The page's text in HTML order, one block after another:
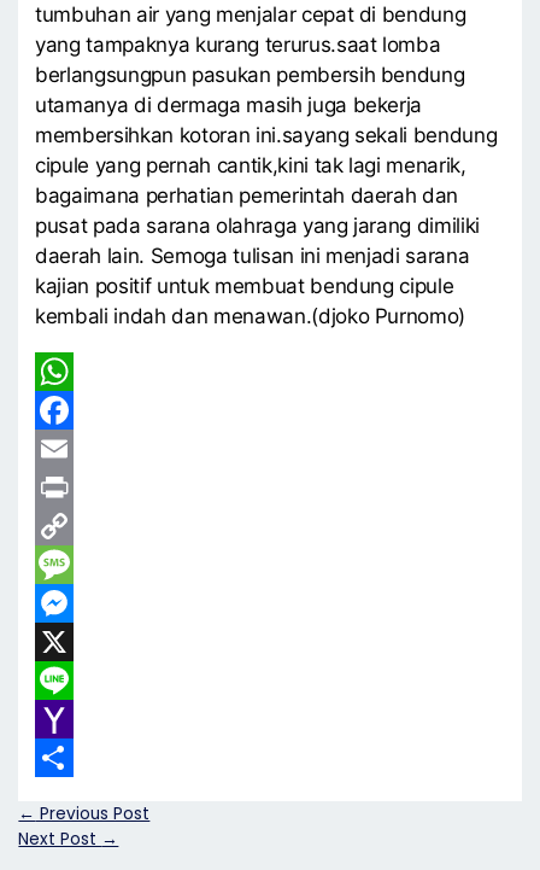
tumbuhan air yang menjalar cepat di bendung
yang tampaknya kurang terurus.saat lomba
berlangsungpun pasukan pembersih bendung
utamanya di dermaga masih juga bekerja
membersihkan kotoran ini.sayang sekali bendung
cipule yang pernah cantik,kini tak lagi menarik,
bagaimana perhatian pemerintah daerah dan
pusat pada sarana olahraga yang jarang dimiliki
daerah lain. Semoga tulisan ini menjadi sarana
kajian positif untuk membuat bendung cipule
kembali indah dan menawan.(djoko Purnomo)
WhatsApp
Facebook
Email
Print
Copy
Link
Message
Messenger
X
Line
Yahoo
← Previous Post
Next Post →